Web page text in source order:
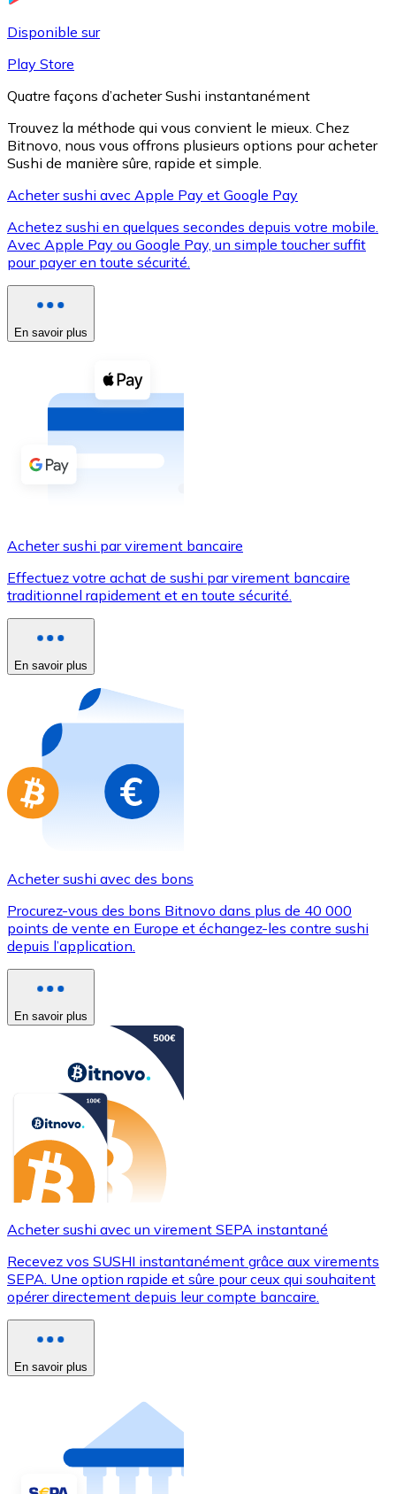
XRP
XRP
Voir toutes
Coupons crypto
Achetez des cryptomonnaies en espèces et d'autres
Acheter avec espèces
Virement SEPA
Utilisez les cartes Visa et Mastercard pour acheter
Acheter avec carte
Nouveau
Achetez des cartes-cadeaux de vos marques
Aller à la boutique de cartes-cadeaux
Disponible sur
Play Store
Quatre façons d’acheter Sushi instantanément
Trouvez la méthode qui vous convient le mieux. Chez
Bitnovo, nous vous offrons plusieurs options pour acheter
Sushi de manière sûre, rapide et simple.
Acheter sushi avec Apple Pay et Google Pay
Achetez sushi en quelques secondes depuis votre mobile.
Avec Apple Pay ou Google Pay, un simple toucher suffit
pour payer en toute sécurité.
En savoir plus
Acheter sushi par virement bancaire
Effectuez votre achat de sushi par virement bancaire
traditionnel rapidement et en toute sécurité.
En savoir plus
Acheter sushi avec des bons
Procurez-vous des bons Bitnovo dans plus de 40 000
points de vente en Europe et échangez-les contre sushi
depuis l’application.
En savoir plus
Acheter sushi avec un virement SEPA instantané
Recevez vos SUSHI instantanément grâce aux virements
SEPA. Une option rapide et sûre pour ceux qui souhaitent
opérer directement depuis leur compte bancaire.
En savoir plus